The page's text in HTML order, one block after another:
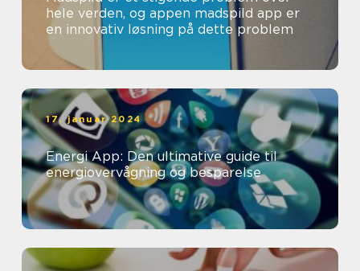
hele verden, og appen madspild app er
en innovativ løsning på dette problem
17. januar 2024
Energi App: Den ultimative guide til
energiovervågning og besparelse